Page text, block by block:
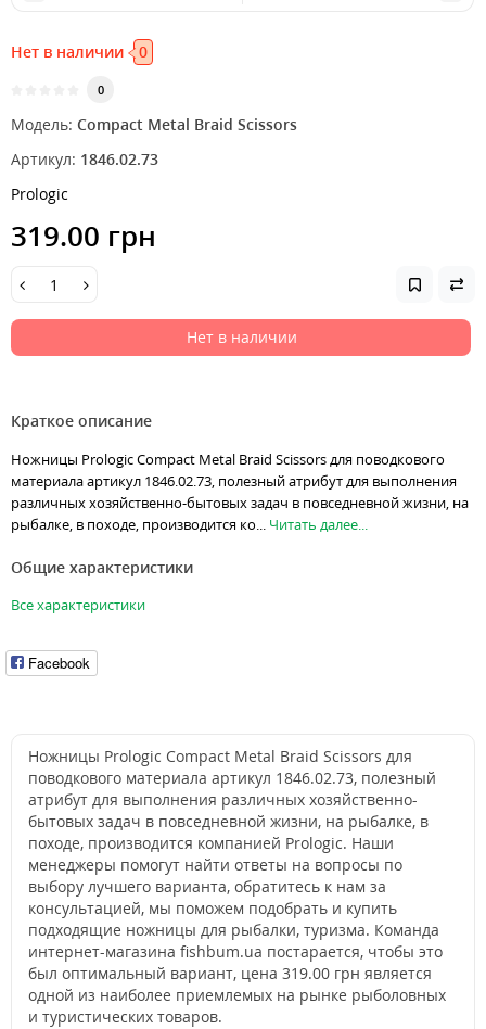
Нет в наличии 0
0
Модель: Compact Metal Braid Scissors
Артикул: 1846.02.73
Prologic
319.00 грн
Нет в наличии
Краткое описание
Ножницы Prologic Compact Metal Braid Scissors для поводкового
материала артикул 1846.02.73, полезный атрибут для выполнения
различных хозяйственно-бытовых задач в повседневной жизни, на
рыбалке, в походе, производится ко... Читать далее...
Общие характеристики
Все характеристики
Facebook
Ножницы Prologic Compact Metal Braid Scissors для
поводкового материала артикул 1846.02.73, полезный
атрибут для выполнения различных хозяйственно-
бытовых задач в повседневной жизни, на рыбалке, в
походе, производится компанией Prologic. Наши
менеджеры помогут найти ответы на вопросы по
выбору лучшего варианта, обратитесь к нам за
консультацией, мы поможем подобрать и купить
подходящие ножницы для рыбалки, туризма. Команда
интернет-магазина fishbum.ua постарается, чтобы это
был оптимальный вариант, цена 319.00 грн является
одной из наиболее приемлемых на рынке рыболовных
и туристических товаров.